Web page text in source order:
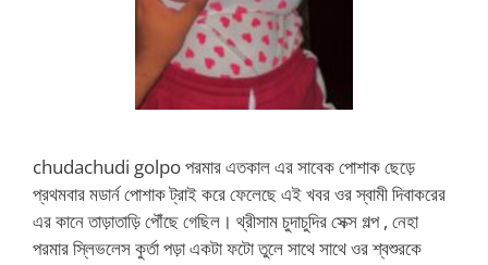
chudachudi golpo পরমার এতকাল এর সাবেক পোশাক ছেড়ে
প্রথমবার মডার্ন পোশাক ট্রাই করে ফেলেছে এই খবর ওর স্বামী দিবাকরের
এর কানে তাড়াতাড়ি পৌঁছে গেছিল। থ্রীসাম চুদাচুদির সেক্স গল্প , নেহা
পরমার স্লিভলেস কুর্তা পড়া একটা ফটো তুলে সাথে সাথে ওর শ্বশুরকে